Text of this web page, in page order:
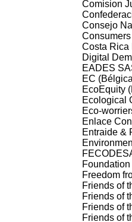
Comision
Consejo
Costa Rica
Digital
EADES
EC
EcoEquity
Ecological
Eco-
Enlace
Entraide &
Freedom
Friends of
Friends of
Friends of
Friends of